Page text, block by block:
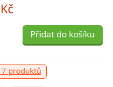
Přidat do košíku
produktů